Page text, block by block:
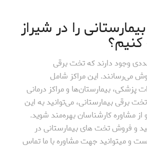
را در شیراز
کنیم؟
وجود دارند که تخت برقی
می‌رسانند. این مراکز شامل
پزشکی، بیمارستان‌ها و مراکز درمانی
برقی بیمارستانی، می‌توانید به این
از مشاوره کارشناسان بهره‌مند شوید.
و فروش تخت های بیمارستانی در
و میتوانید جهت مشاوره با ما تماس